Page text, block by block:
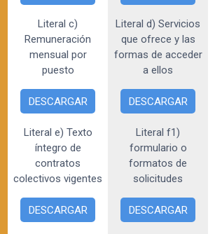
Literal c)
Remuneración
mensual por
puesto
Literal d) Servicios
que ofrece y las
formas de acceder
a ellos
DESCARGAR DESCARGAR
Literal e) Texto
íntegro de
contratos
colectivos vigentes
Literal f1)
formulario o
formatos de
solicitudes
DESCARGAR DESCARGAR